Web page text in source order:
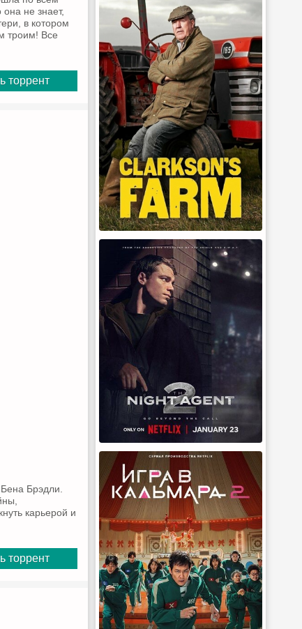
не знает,
в котором
троим! Все
торрент
Брэдли.
карьерой и
торрент